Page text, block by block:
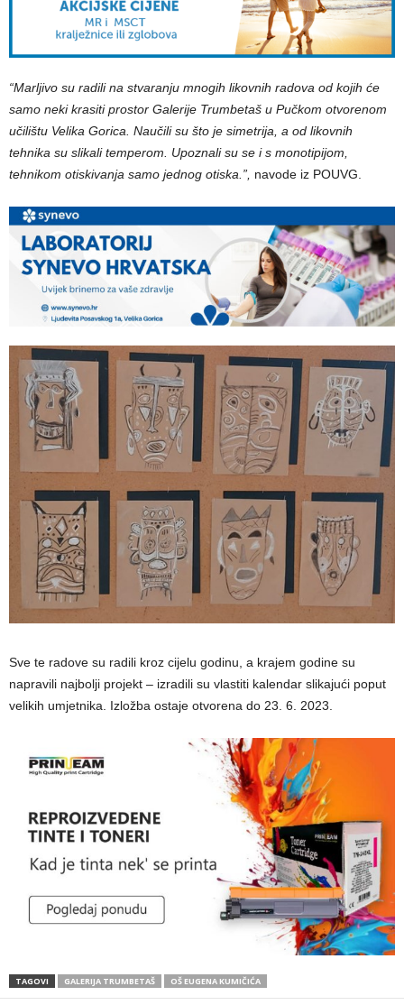
“Marljivo su radili na stvaranju mnogih likovnih radova od kojih će
samo neki krasiti prostor Galerije Trumbetaš u Pučkom otvorenom
učilištu Velika Gorica. Naučili su što je simetrija, a od likovnih
tehnika su slikali temperom. Upoznali su se i s monotipijom,
tehnikom otiskivanja samo jednog otiska.”, navode iz POUVG.
Sve te radove su radili kroz cijelu godinu, a krajem godine su
napravili najbolji projekt – izradili su vlastiti kalendar slikajući poput
velikih umjetnika. Izložba ostaje otvorena do 23. 6. 2023.
TAGOVI GALERIJA TRUMBETAŠ OŠ EUGENA KUMIČIĆA